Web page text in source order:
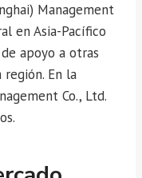
Management
en Asia-Pacífico
apoyo a otras
región. En la
Co., Ltd.